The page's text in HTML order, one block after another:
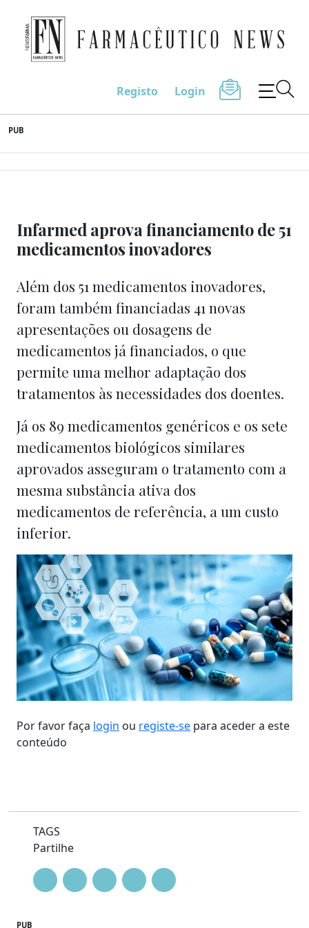
to
content
Farmacêutico News
Registo Login
PUB
Infarmed aprova financiamento de 51
medicamentos inovadores
Além dos 51 medicamentos inovadores,
foram também financiadas 41 novas
apresentações ou dosagens de
medicamentos já financiados, o que
permite uma melhor adaptação dos
tratamentos às necessidades dos doentes.
Já os 89 medicamentos genéricos e os sete
medicamentos biológicos similares
aprovados asseguram o tratamento com a
mesma substância ativa dos
medicamentos de referência, a um custo
inferior.
Por favor faça login ou registe-se para aceder a este
conteúdo
TAGS
Partilhe
PUB